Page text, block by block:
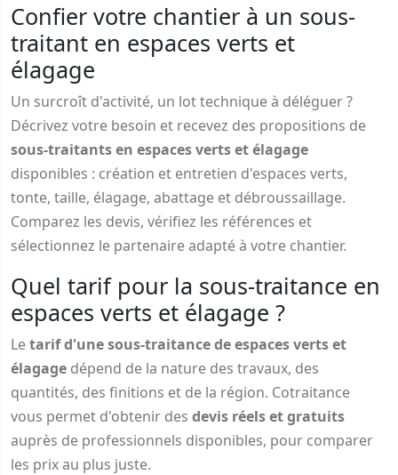
Confier votre chantier à un sous-
traitant en espaces verts et
élagage
Un surcroît d'activité, un lot technique à déléguer ?
Décrivez votre besoin et recevez des propositions de
sous-traitants en espaces verts et élagage
disponibles : création et entretien d'espaces verts,
tonte, taille, élagage, abattage et débroussaillage.
Comparez les devis, vérifiez les références et
sélectionnez le partenaire adapté à votre chantier.
Quel tarif pour la sous-traitance en
espaces verts et élagage ?
Letarif d'une sous-traitance de espaces verts et
élagage dépend de la nature des travaux, des
quantités, des finitions et de la région. Cotraitance
vous permet d'obtenir des devis réels et gratuits
auprès de professionnels disponibles, pour comparer
les prix au plus juste.